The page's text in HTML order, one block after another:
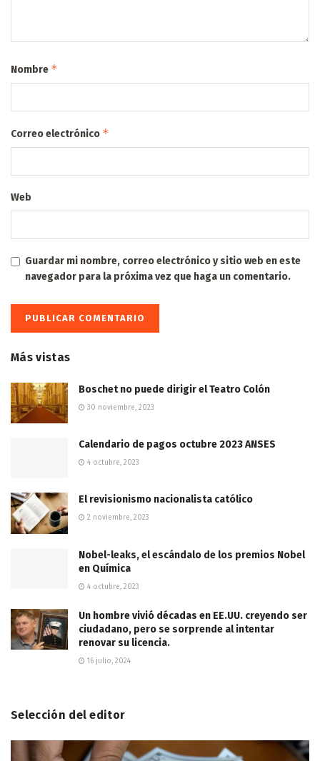
Nombre *
Correo electrónico *
Web
Guardar mi nombre, correo electrónico y sitio web en este
navegador para la próxima vez que haga un comentario.
Más vistas
Boschet no puede dirigir el Teatro Colón
30 noviembre, 2023
Calendario de pagos octubre 2023 ANSES
4 octubre, 2023
El revisionismo nacionalista católico
2 noviembre, 2023
Nobel-leaks, el escándalo de los premios Nobel
en Química
4 octubre, 2023
Un hombre vivió décadas en EE.UU. creyendo ser
ciudadano, pero se sorprende al intentar
renovar su licencia.
16 julio, 2024
Selección del editor